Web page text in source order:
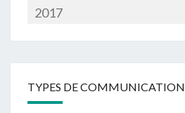
2017
TYPES DE COMMUNICATION